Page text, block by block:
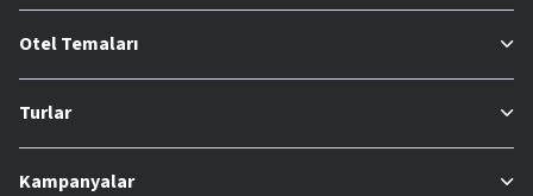
Otel Temaları
Turlar
Kampanyalar